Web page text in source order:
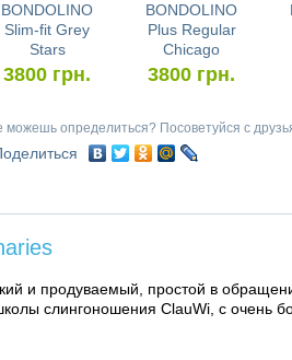
BONDOLINO
Slim-fit Grey
Stars
3800 грн.
BONDOLINO
Plus Regular
Chicago
3800 грн.
можешь определиться? Посоветуйся с
и продуваемый, простой в
слингоношения ClauWi, с очень